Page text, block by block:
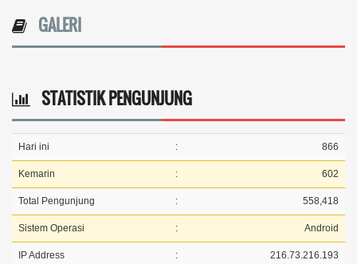
GALERI
STATISTIK PENGUNJUNG
Hari ini : 866
Kemarin : 602
Total Pengunjung : 558,418
Sistem Operasi : Android
IP Address : 216.73.216.193